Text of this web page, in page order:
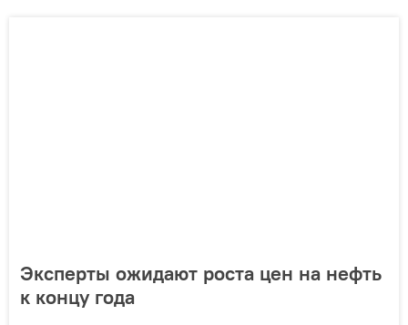
Эксперты ожидают роста цен на нефть
к концу года